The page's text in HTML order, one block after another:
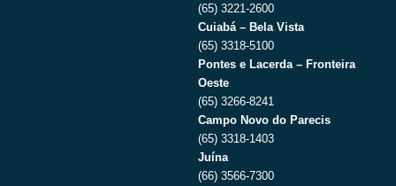
(65) 3221-2600
Cuiabá – Bela Vista
(65) 3318-5100
Pontes e Lacerda – Fronteira
Oeste
(65) 3266-8241
Campo Novo do Parecis
(65) 3318-1403
Juína
(66) 3566-7300